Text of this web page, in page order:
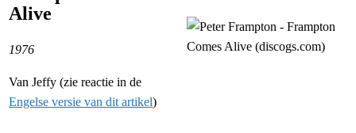
Alive
1976
Van Jeffy (zie reactie in de
Engelse versie van dit artikel)